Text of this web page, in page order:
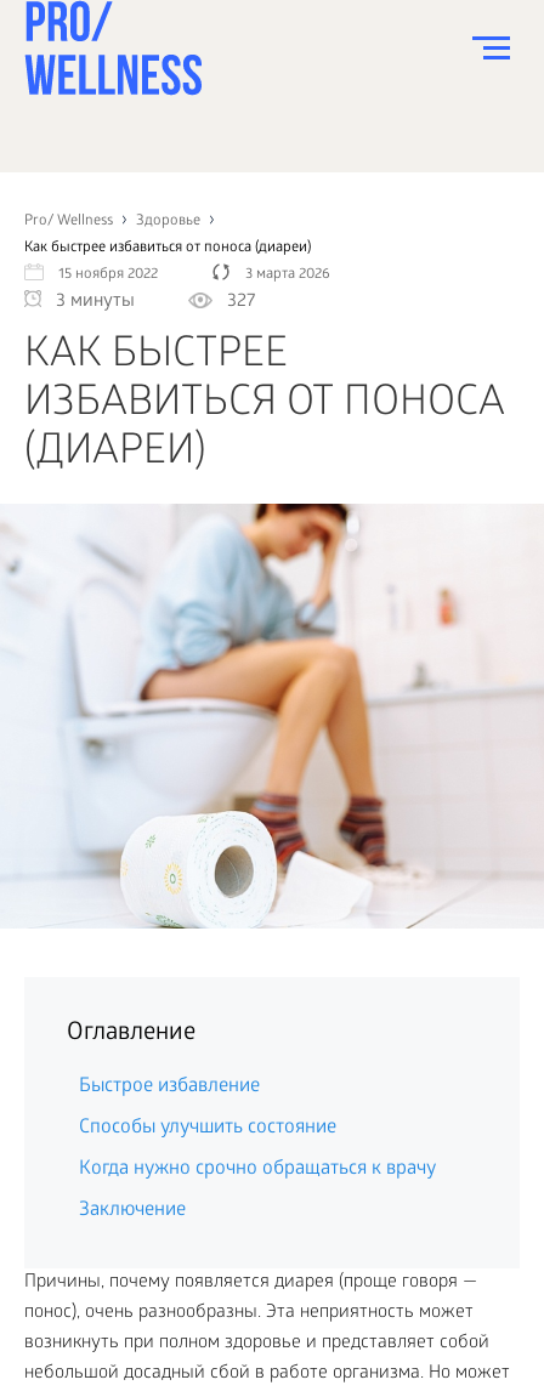
Pro/ Wellness
Здоровье
Как быстрее избавиться от поноса (диареи)
15 ноября 2022
3 марта 2026
3 минуты 327
КАК БЫСТРЕЕ
ИЗБАВИТЬСЯ ОТ ПОНОСА
(ДИАРЕИ)
Оглавление
Быстрое избавление
Способы улучшить состояние
Когда нужно срочно обращаться к врачу
Заключение
Причины, почему появляется диарея (проще говоря —
понос), очень разнообразны. Эта неприятность может
возникнуть при полном здоровье и представляет собой
небольшой досадный сбой в работе организма. Но может
СПОРТ
ЗДОРОВЬЕ
КРАСОТА
ПСИХОЛОГИЯ
ДЕТИ
ДОМ
БИЗНЕС